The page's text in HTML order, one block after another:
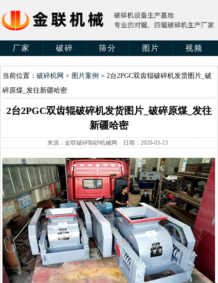
厂家 破碎 筛分 图片 视频
当前位置：破碎机网 > 图片案例 > 2台2PGC双齿辊破碎机发货图片_破
碎原煤_发往新疆哈密
2台2PGC双齿辊破碎机发货图片_破碎原煤_发往
新疆哈密
来源：金联破碎制砂机械网 日期：2020-03-13